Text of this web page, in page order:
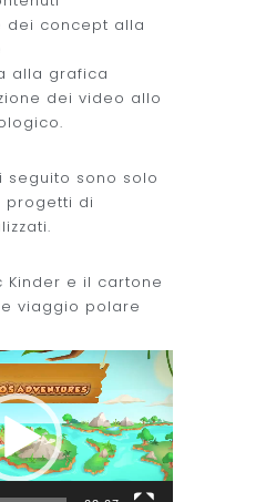
dei concept alla
alla grafica
dei video allo
seguito sono solo
progetti di
Kinder e il cartone
viaggio polare